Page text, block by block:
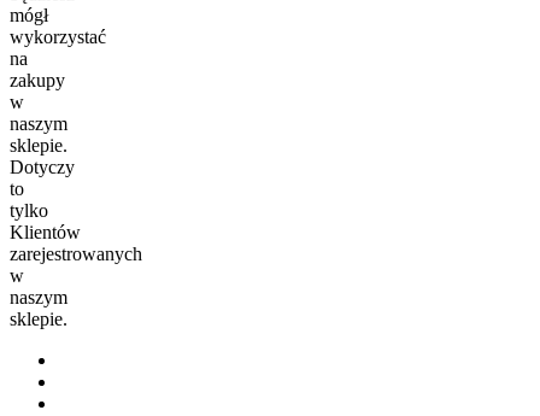
mógł
wykorzystać
na
zakupy
w
naszym
sklepie.
Dotyczy
to
tylko
Klientów
zarejestrowanych
w
naszym
sklepie.